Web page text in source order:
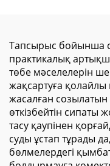
мата жарық жәшігі
Тапсырыс бойынша
практикалық
төбе мәселелерін
жақсартуға
жасалған
өткізбейтін сипаты
тасу қаупінен
суды ұстап тұрады
бөлмелердегі